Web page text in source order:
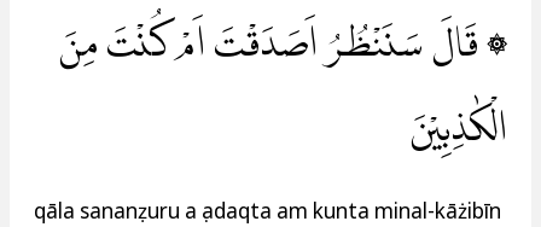
۞ قَالَ سَنَنْظُرُ اَصَدَقْتَ اَمْ كُنْتَ مِنَ
الْكٰذِبِيْنَ
qāla sananẓuru a ṣadaqta am kunta minal-kāżibīn